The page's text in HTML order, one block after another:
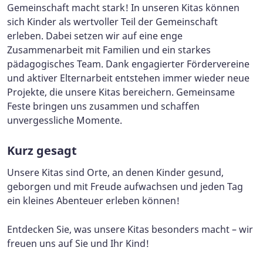
Gemeinschaft macht stark! In unseren Kitas können
sich Kinder als wertvoller Teil der Gemeinschaft
erleben. Dabei setzen wir auf eine enge
Zusammenarbeit mit Familien und ein starkes
pädagogisches Team. Dank engagierter Fördervereine
und aktiver Elternarbeit entstehen immer wieder neue
Projekte, die unsere Kitas bereichern. Gemeinsame
Feste bringen uns zusammen und schaffen
unvergessliche Momente.
Kurz gesagt
Unsere Kitas sind Orte, an denen Kinder gesund,
geborgen und mit Freude aufwachsen und jeden Tag
ein kleines Abenteuer erleben können!
Entdecken Sie, was unsere Kitas besonders macht – wir
freuen uns auf Sie und Ihr Kind!